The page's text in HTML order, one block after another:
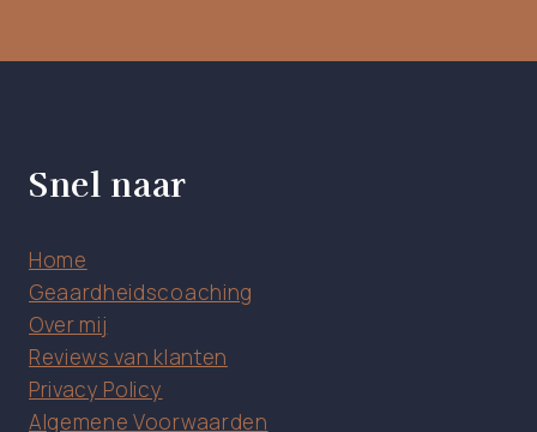
Snel naar
Home
Geaardheidscoaching
Over mij
Reviews van klanten
Privacy Policy
Algemene Voorwaarden